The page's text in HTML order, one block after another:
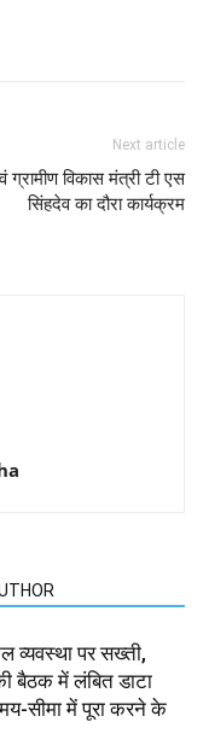
Next article
ग्रामीण विकास मंत्री टी एस
सिंहदेव का दौरा कार्यक्रम
व्यवस्था पर सख्ती,
बैठक में लंबित डाटा
सीमा में पूरा करने के